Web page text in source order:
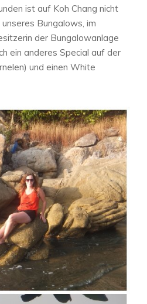
ist auf Koh Chang nicht
Bungalows, im
der Bungalowanlage
ein anderes Special auf der
und einen White